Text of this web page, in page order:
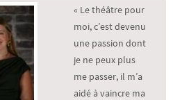
« Le théâtre pour
moi, c’est devenu
une passion dont
je ne peux plus
me passer, il m’a
aidé à vaincre ma